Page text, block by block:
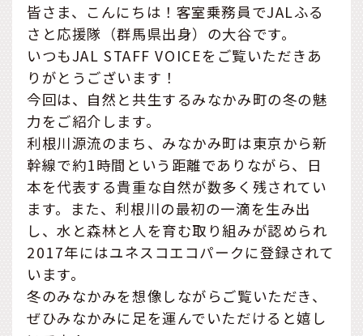
皆さま、こんにちは！客室乗務員でJALふる
さと応援隊（群馬県出身）の大谷です。
いつもJAL STAFF VOICEをご覧いただきあ
りがとうございます！
今回は、自然と共生するみなかみ町の冬の魅
力をご紹介します。
利根川源流のまち、みなかみ町は東京から新
幹線で約1時間という距離でありながら、日
本を代表する貴重な自然が数多く残されてい
ます。また、利根川の最初の一滴を生み出
し、水と森林と人を育む取り組みが認められ
2017年にはユネスコエコパークに登録されて
います。
冬のみなかみを想像しながらご覧いただき、
ぜひみなかみに足を運んでいただけると嬉し